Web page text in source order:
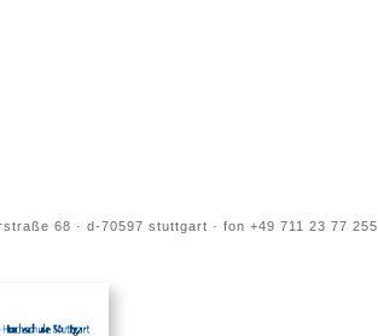
68 · d-70597 stuttgart · fon +49 711 23 77